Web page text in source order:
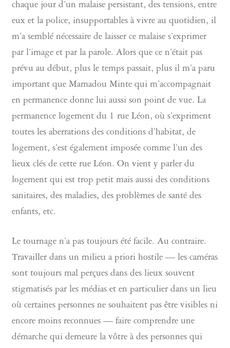
chaque jour d’un malaise persistant, des tensions, entre
eux et la police, insupportables à vivre au quotidien, il
m’a semblé nécessaire de laisser ce malaise s’exprimer
par l’image et par la parole. Alors que ce n’était pas
prévu au début, plus le temps passait, plus il m’a paru
important que Mamadou Minte qui m’accompagnait
en permanence donne lui aussi son point de vue. La
permanence logement du 1 rue Léon, où s’expriment
toutes les aberrations des conditions d’habitat, de
logement, s’est également imposée comme l’un des
lieux clés de cette rue Léon. On vient y parler du
logement qui est trop petit mais aussi des conditions
sanitaires, des maladies, des problèmes de santé des
enfants, etc.
Le tournage n’a pas toujours été facile. Au contraire.
Travailler dans un milieu a priori hostile — les caméras
sont toujours mal perçues dans des lieux souvent
stigmatisés par les médias et en particulier dans un lieu
où certaines personnes ne souhaitent pas être visibles ni
encore moins reconnues — faire comprendre une
démarche qui demeure la vôtre à des personnes qui